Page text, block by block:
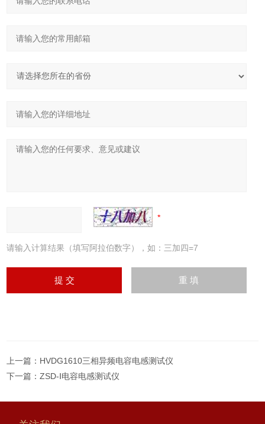
请输入计算结果（填写阿拉伯数字），如：三加四=7
上一篇： HVDG1610三相异频电容电感测试仪
下一篇：ZSD-Ⅰ电容电感测试仪